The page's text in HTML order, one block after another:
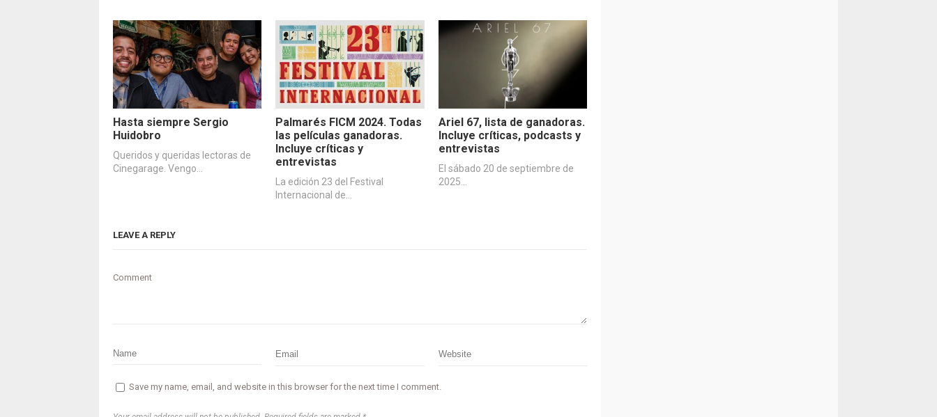
Hasta siempre Sergio
Huidobro
Queridos y queridas lectoras de
Cinegarage. Vengo…
Palmarés FICM 2024. Todas
las películas ganadoras.
Incluye críticas y
entrevistas
La edición 23 del Festival
Internacional de…
Ariel 67, lista de ganadoras.
Incluye críticas, podcasts y
entrevistas
El sábado 20 de septiembre de
2025…
LEAVE A REPLY
Comment
Save my name, email, and website in this browser for the next time I comment.